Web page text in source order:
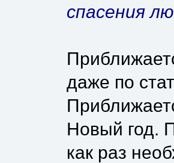
спасения
даже по
Новый год.
как раз